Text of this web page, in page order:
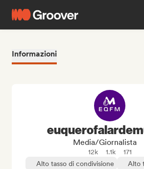
Informazioni
Media/Giornalista
12k 1.1k
171
Alto tasso di condivisione
Alto